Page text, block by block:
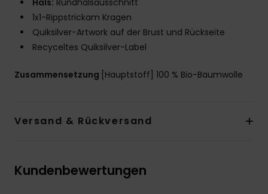
Hals: Rundhalsausschnitt
1x1-Rippstrickam Kragen
Quiksilver-Artwork auf der Brust und Rückseite
Recyceltes Quiksilver-Label
Zusammensetzung [Hauptstoff] 100 % Bio-Baumwolle
Versand & Rückversand
Kundenbewertungen